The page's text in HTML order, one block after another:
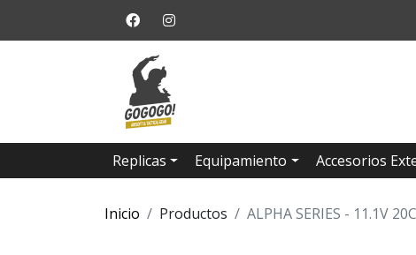
Replicas Equipamiento Accesorios
Inicio Productos ALPHA SERIES - 11.1V